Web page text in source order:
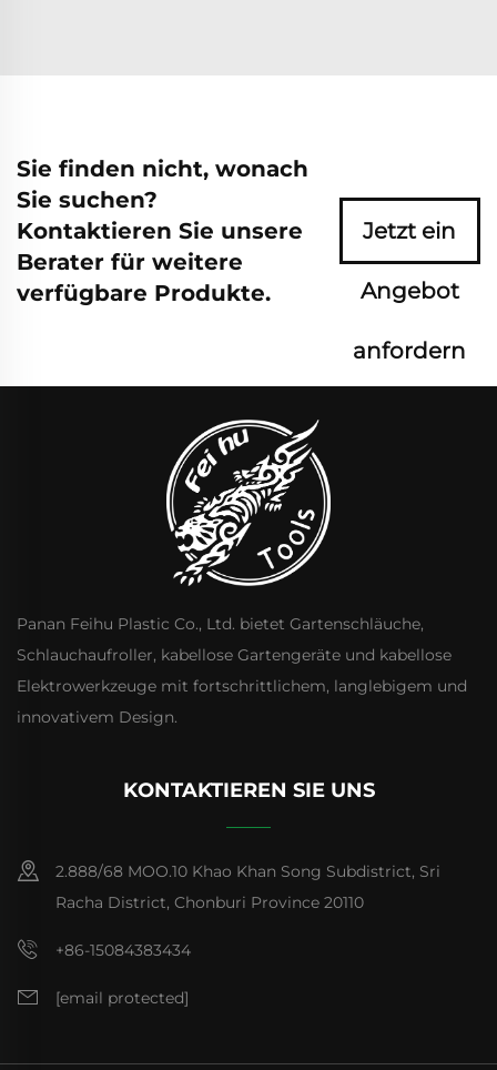
Sie finden nicht, wonach
Sie suchen?
Kontaktieren Sie unsere
Berater für weitere
verfügbare Produkte.
Jetzt ein
Angebot
anfordern
Panan Feihu Plastic Co., Ltd. bietet Gartenschläuche,
Schlauchaufroller, kabellose Gartengeräte und kabellose
Elektrowerkzeuge mit fortschrittlichem, langlebigem und
innovativem Design.
KONTAKTIEREN SIE UNS
2.888/68 MOO.10 Khao Khan Song Subdistrict, Sri
Racha District, Chonburi Province 20110
+86-15084383434
[email protected]